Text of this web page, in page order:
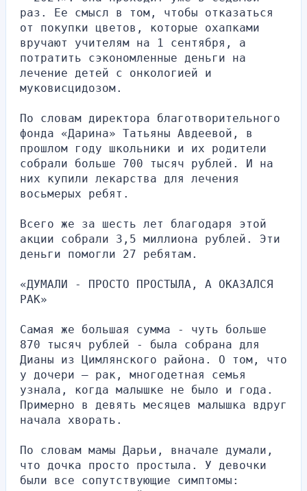
раз. Ее смысл в том, чтобы отказаться
от покупки цветов, которые охапками
вручают учителям на 1 сентября, а
потратить сэкономленные деньги на
лечение детей с онкологией и
муковисцидозом.
По словам директора благотворительного
фонда «Дарина» Татьяны Авдеевой, в
прошлом году школьники и их родители
собрали больше 700 тысяч рублей. И на
них купили лекарства для лечения
восьмерых ребят.
Всего же за шесть лет благодаря этой
акции собрали 3,5 миллиона рублей. Эти
деньги помогли 27 ребятам.
«ДУМАЛИ - ПРОСТО ПРОСТЫЛА, А ОКАЗАЛСЯ
РАК»
Самая же большая сумма - чуть больше
870 тысяч рублей - была собрана для
Дианы из Цимлянского района. О том, что
у дочери – рак, многодетная семья
узнала, когда малышке не было и года.
Примерно в девять месяцев малышка вдруг
начала хворать.
По словам мамы Дарьи, вначале думали,
что дочка просто простыла. У девочки
были все сопутствующие симптомы: